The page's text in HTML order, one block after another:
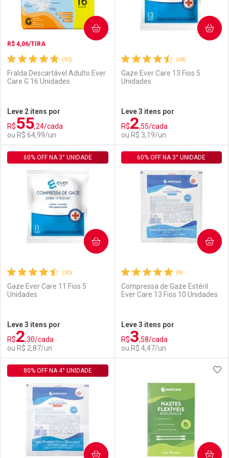
Comprar sem Desconto
Por R$ 2,87/cada
Comprar sem Desconto
Por R$ 2,87/cada
Comprar sem Desconto
Por R$ 91,99/cada
Comprar sem Desconto
Por R$ 91,99/cada
(92)
R$ 4,06/TIRA
Fralda Descartável Adulto Ever
Care G 16 Unidades
Leve 2 itens por
R$55,24/cada
ou R$ 64,99/un
COMPRAR
FECHAR
Laboratório
Comprar sem Desconto
Por R$ 64,99/cada
FECHAR
Por Menos
Comprar sem Desconto
Por R$ 64,99/cada
(68)
Gaze Ever Care 13 Fios 5
Unidades
Leve 3 itens por
R$2,55/cada
ou R$ 3,19/un
COMPRAR
Laboratório
Comprar sem Desconto
Por R$ 3,19/cada
Por Menos
Comprar sem Desconto
Por R$ 3,19/cada
(30)
Gaze Ever Care 11 Fios 5
Unidades
60% OFF NA 3° UNIDADE
Leve 3 itens por
R$2,30/cada
ou R$ 2,87/un
COMPRAR
Laboratório
Por Menos
(8)
Compressa de Gaze Estéril
Ever Care 13 Fios 10 Unidades
60% OFF NA 3° UNIDADE
Leve 3 itens por
R$3,58/cada
ou R$ 4,47/un
COMPRAR
Laboratório
Por Menos
80% OFF NA 4° UNIDADE
COMPRAR COMPRAR